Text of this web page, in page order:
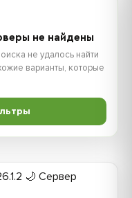
не найдены
не удалось найти
варианты, которые
🌙 Сервер